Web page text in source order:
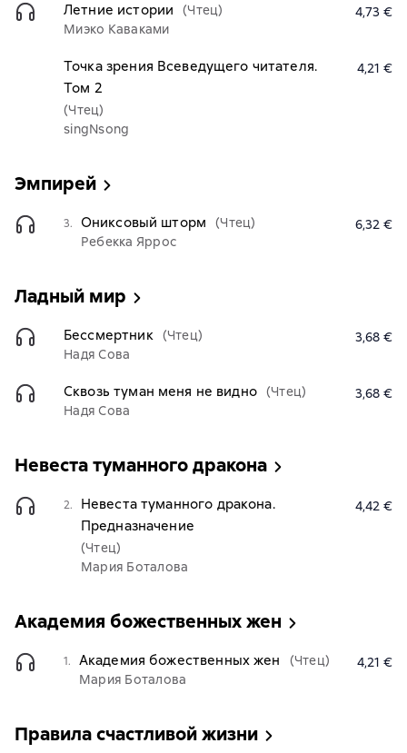
Летние истории
(Чтец)
Миэко Каваками
4,73 €
Точка зрения Всеведущего читателя.
Том 2
(Чтец)
singNsong
4,21 €
Эмпирей
3. Ониксовый шторм
(Чтец)
Ребекка Яррос
6,32 €
Ладный мир
Бессмертник (Чтец)
Надя Сова
3,68 €
Сквозь туман меня не видно (Чтец)
Надя Сова
3,68 €
Невеста туманного дракона
2.
Невеста туманного дракона.
Предназначение
(Чтец)
Мария Боталова
4,42 €
Академия божественных жен
1. Академия божественных жен
(Чтец)
Мария Боталова
4,21 €
Правила счастливой жизни